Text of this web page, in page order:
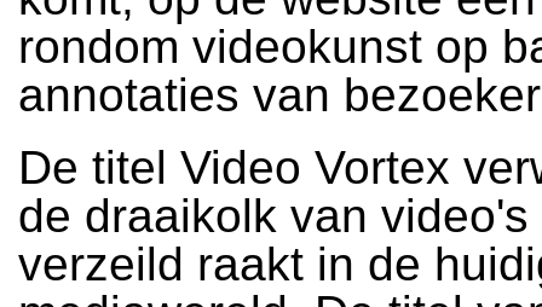
rondom videokunst op
annotaties van
De titel Video Vortex
de draaikolk van
verzeild raakt in de